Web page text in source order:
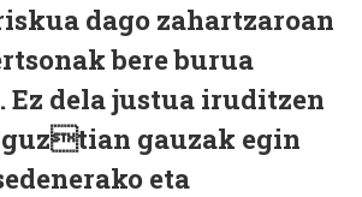
dago zahartzaroan
bere burua
Ez dela justua iruditzen
gauzak egin
eta